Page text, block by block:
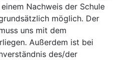
Nachweis der Schule
möglich. Der
uns mit dem
Außerdem ist bei
des/der